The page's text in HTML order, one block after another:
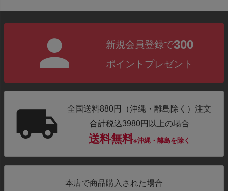
新規会員登録で300
ポイントプレゼント
全国送料880円（沖縄・離島除く）注文
合計税込3980円以上の場合
送料無料※沖縄・離島を除く
本店で商品購入された場合